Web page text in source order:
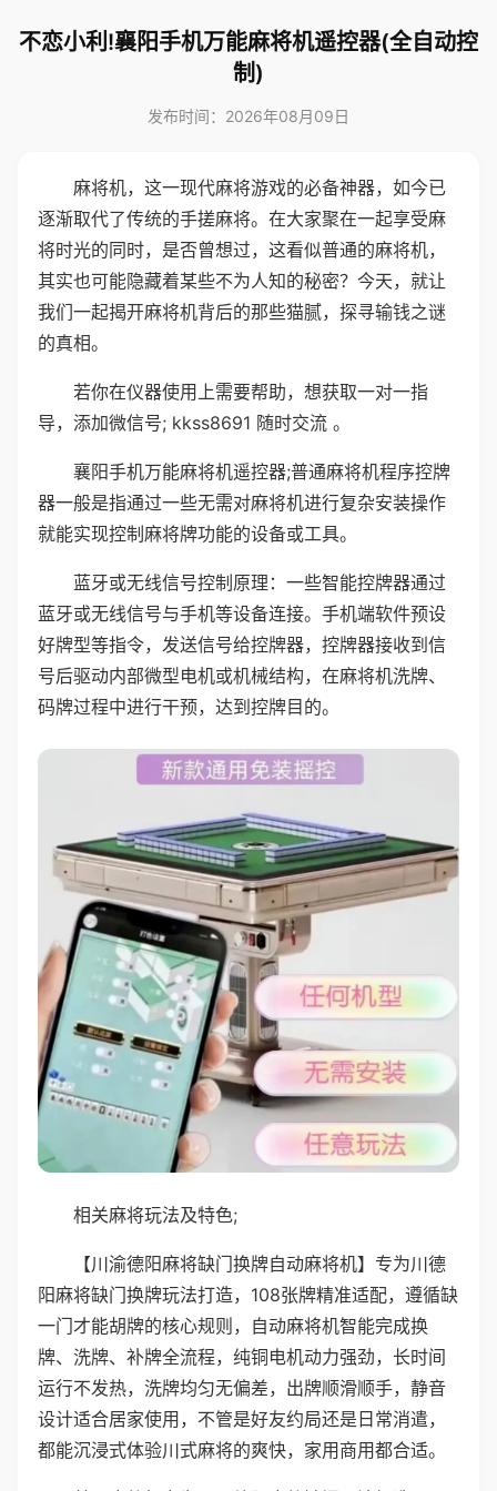
不恋小利!襄阳手机万能麻将机遥控器(全自动控
制)
发布时间：2026年08月09日
麻将机，这一现代麻将游戏的必备神器，如今已
逐渐取代了传统的手搓麻将。在大家聚在一起享受麻
将时光的同时，是否曾想过，这看似普通的麻将机，
其实也可能隐藏着某些不为人知的秘密？今天，就让
我们一起揭开麻将机背后的那些猫腻，探寻输钱之谜
的真相。
若你在仪器使用上需要帮助，想获取一对一指
导，添加微信号; kkss8691 随时交流 。
襄阳手机万能麻将机遥控器;普通麻将机程序控牌
器一般是指通过一些无需对麻将机进行复杂安装操作
就能实现控制麻将牌功能的设备或工具。
蓝牙或无线信号控制原理：一些智能控牌器通过
蓝牙或无线信号与手机等设备连接。手机端软件预设
好牌型等指令，发送信号给控牌器，控牌器接收到信
号后驱动内部微型电机或机械结构，在麻将机洗牌、
码牌过程中进行干预，达到控牌目的。
相关麻将玩法及特色;
【川渝德阳麻将缺门换牌自动麻将机】专为川德
阳麻将缺门换牌玩法打造，108张牌精准适配，遵循缺
一门才能胡牌的核心规则，自动麻将机智能完成换
牌、洗牌、补牌全流程，纯铜电机动力强劲，长时间
运行不发热，洗牌均匀无偏差，出牌顺滑顺手，静音
设计适合居家使用，不管是好友约局还是日常消遣，
都能沉浸式体验川式麻将的爽快，家用商用都合适。